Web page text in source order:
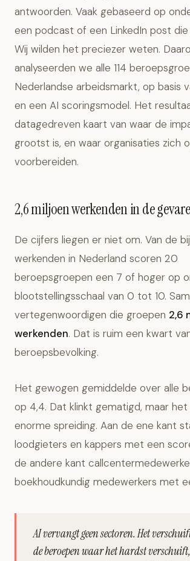
antwoorden. Vaak gebaseerd op
een podcast of een LinkedIn post die
Wij wilden het preciezer weten.
analyseerden we alle 114
Nederlandse arbeidsmarkt, op basis
en een AI scoringsmodel. Het
datagedreven kaart van waar de
grootst is, en waar organisaties zich
voorbereiden.
2,6 miljoen werkenden in de
De cijfers liegen er niet om. Van de
werkenden in Nederland scoren 20
beroepsgroepen een 7 of hoger op
blootstellingsschaal van 0 tot 10.
vertegenwoordigen die groepen 2,6
werkenden. Dat is ruim een kwart
beroepsbevolking.
Het gewogen gemiddelde over alle
op 4,4. Dat klinkt gematigd, maar
enorme spreiding. Aan de ene kant
loodgieters en kappers met een
de andere kant
boekhoudkundig medewerkers met
AI vervangt geen sectoren. Het
de beroepen waar het hardst